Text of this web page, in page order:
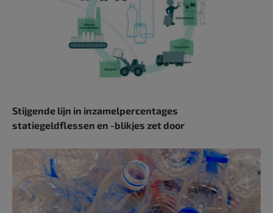
Stijgende lijn in inzamelpercentages
statiegeldflessen en -blikjes zet door